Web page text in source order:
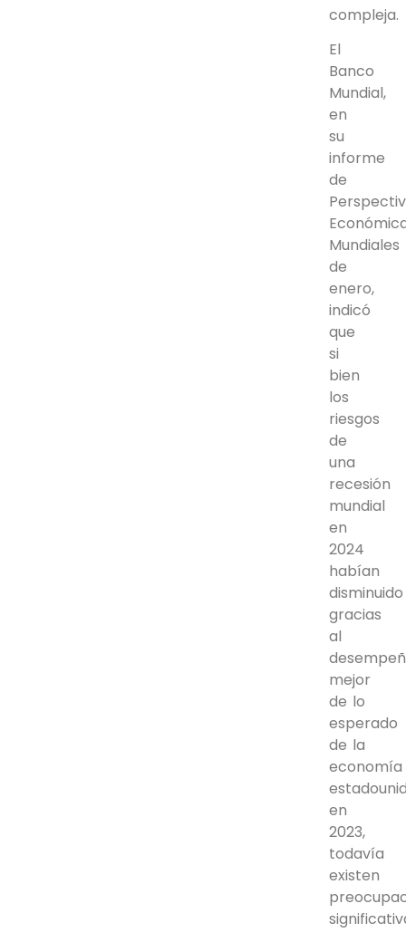
compleja.
El
Banco
Mundial,
en
su
informe
de
Mundiales
de
enero,
indicó
que
si
bien
los
riesgos
de
una
recesión
mundial
en
2024
habían
disminuido
gracias
al
mejor
de lo
esperado
de la
economía
en
2023,
todavía
existen